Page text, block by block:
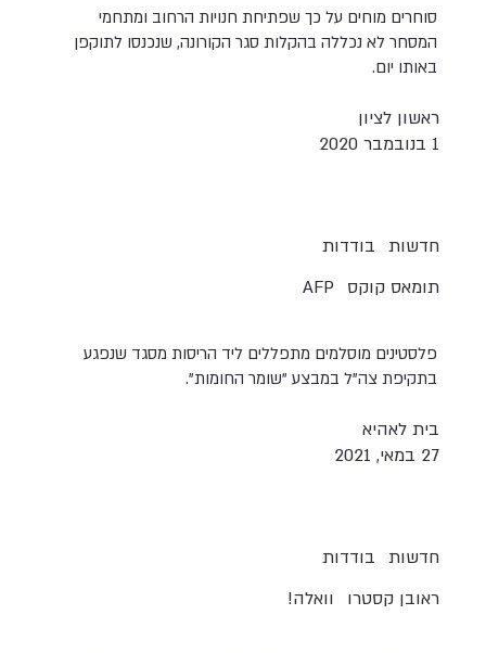
סוחרים מוחים על כך שפתיחת חנויות הרחוב ומתחמי
המסחר לא נכללה בהקלות סגר הקורונה, שנכנסו לתוקפן
באותו יום.
ראשון לציון
1 בנובמבר 2020
בודדות חדשות
AFP
תומאס קוקס
פלסטינים מוסלמים מתפללים ליד הריסות מסגד שנפגע
בתקיפת צה"ל במבצע "שומר החומות".
בית לאהיא
27 במאי, 2021
בודדות חדשות
וואלה!
ראובן קסטרו